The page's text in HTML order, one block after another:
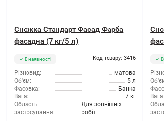
Снєжка Стандарт Фасад Фарба
фасадна (7 кг/5 л)
В наявності Код товару: 3416
Різновид:
матова
Об'єм:
5 л
Фасовка:
Банка
Вага:
7 кг
Область
застосування:
Для зовнішніх
робіт
В
Вага: